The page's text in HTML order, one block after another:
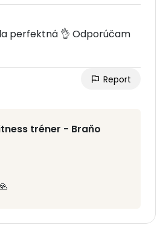
perfektná 👌 Odporúčam
Report
tréner - Braňo